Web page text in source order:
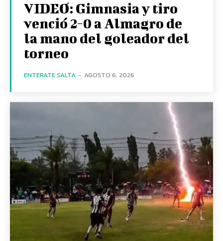
VIDEO: Gimnasia y tiro
venció 2-0 a Almagro de
la mano del goleador del
torneo
ENTERATE SALTA - AGOSTO 6, 2026